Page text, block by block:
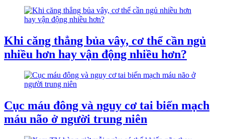
Khi căng thẳng bủa vây, cơ thể cần ngủ
nhiều hơn hay vận động nhiều hơn?
Cục máu đông và nguy cơ tai biến mạch
máu não ở người trung niên